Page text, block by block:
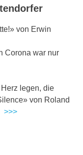
von Erwin
Corona war nur
legen, die
von Roland
>>>